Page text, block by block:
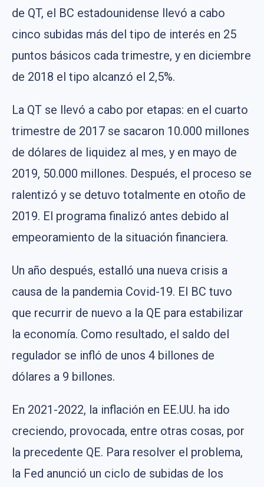
de QT, el BC estadounidense llevó a cabo
cinco subidas más del tipo de interés en 25
puntos básicos cada trimestre, y en diciembre
de 2018 el tipo alcanzó el 2,5%.
La QT se llevó a cabo por etapas: en el cuarto
trimestre de 2017 se sacaron 10.000 millones
de dólares de liquidez al mes, y en mayo de
2019, 50.000 millones. Después, el proceso se
ralentizó y se detuvo totalmente en otoño de
2019. El programa finalizó antes debido al
empeoramiento de la situación financiera.
Un año después, estalló una nueva crisis a
causa de la pandemia Covid-19. El BC tuvo
que recurrir de nuevo a la QE para estabilizar
la economía. Como resultado, el saldo del
regulador se infló de unos 4 billones de
dólares a 9 billones.
En 2021-2022, la inflación en EE.UU. ha ido
creciendo, provocada, entre otras cosas, por
la precedente QE. Para resolver el problema,
la Fed anunció un ciclo de subidas de los